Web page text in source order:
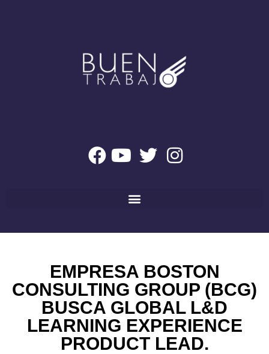
EMPRESA BOSTON
CONSULTING GROUP (BCG)
BUSCA GLOBAL L&D
LEARNING EXPERIENCE
PRODUCT LEAD.